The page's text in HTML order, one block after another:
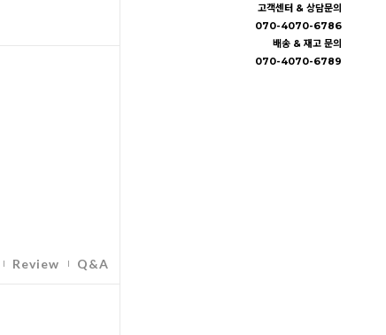
고객센터 & 상담문의
070-4070-6786
배송 & 재고 문의
070-4070-6789
Review Q&A